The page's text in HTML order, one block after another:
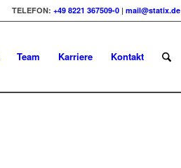
TELEFON: +49 8221 367509-0 | mail@statix.de
Team Karriere Kontakt